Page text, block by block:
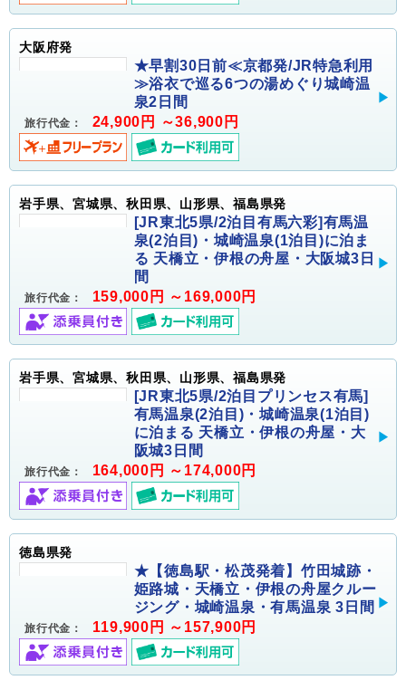
大阪府発
★早割30日前≪京都発/JR特急利用
≫浴衣で巡る6つの湯めぐり城崎温
泉2日間
旅行代金： 24,900円 ～36,900円
岩手県、宮城県、秋田県、山形県、福島県発
[JR東北5県/2泊目有馬六彩]有馬温
泉(2泊目)・城崎温泉(1泊目)に泊ま
る 天橋立・伊根の舟屋・大阪城3日
間
旅行代金： 159,000円 ～169,000円
岩手県、宮城県、秋田県、山形県、福島県発
[JR東北5県/2泊目プリンセス有馬]
有馬温泉(2泊目)・城崎温泉(1泊目)
に泊まる 天橋立・伊根の舟屋・大
阪城3日間
旅行代金： 164,000円 ～174,000円
徳島県発
★【徳島駅・松茂発着】竹田城跡・
姫路城・天橋立・伊根の舟屋クルー
ジング・城崎温泉・有馬温泉 3日間
旅行代金： 119,900円 ～157,900円